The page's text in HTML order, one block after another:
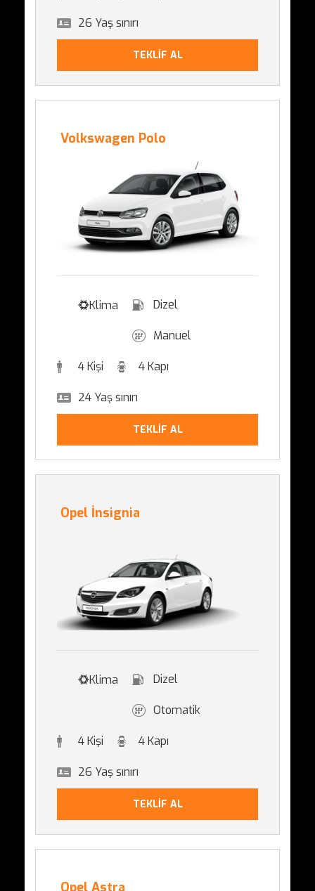
26 Yaş sınırı
TEKLİF AL
Volkswagen Polo
Klima Dizel
Manuel
4 Kişi 4 Kapı
24 Yaş sınırı
TEKLİF AL
Opel İnsignia
Klima Dizel
Otomatik
4 Kişi 4 Kapı
26 Yaş sınırı
TEKLİF AL
Opel Astra